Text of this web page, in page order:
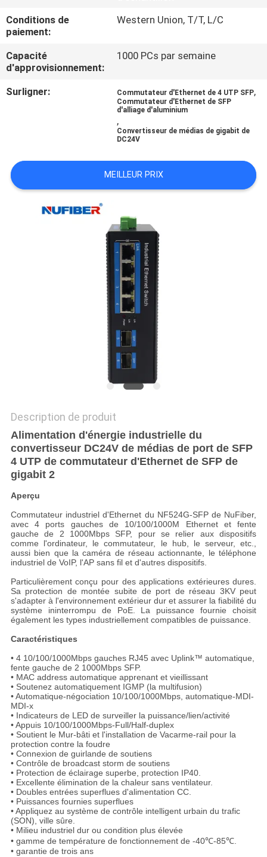
DEMANDEZ
PLAN
DU
CONFIDENTIALITÉ
Conditions de
paiement:
Western Union, T/T, L/C
Capacité
d'approvisionnement:
1000 PCs par semaine
Surligner: Commutateur d'Ethernet de 4 UTP SFP,
Commutateur d'Ethernet de SFP
d'alliage d'aluminium
,
Convertisseur de médias de gigabit de
DC24V
MEILLEUR PRIX
Description de produit
Alimentation d'énergie industrielle du
convertisseur DC24V de médias de port de SFP
4 UTP de commutateur d'Ethernet de SFP de
gigabit 2
Aperçu
Commutateur industriel d'Ethernet du NF524G-SFP de NuFiber,
avec 4 ports gauches de 10/100/1000M Ethernet et fente
gauche de 2 1000Mbps SFP, pour se relier aux dispositifs
comme l'ordinateur, le commutateur, le hub, le serveur, etc.,
aussi bien que la caméra de réseau actionnante, le téléphone
industriel de VoIP, l'AP sans fil et d'autres dispositifs.
Particulièrement conçu pour des applications extérieures dures.
Sa protection de montée subite de port de réseau 3KV peut
s'adapter à l'environnement extérieur dur et assurer la fiabilité du
système ininterrompu de PoE. La puissance fournie choisit
également les types industriellement compatibles de puissance.
Caractéristiques
• 4 10/100/1000Mbps gauches RJ45 avec Uplink™ automatique,
fente gauche de 2 1000Mbps SFP.
• MAC address automatique apprenant et vieillissant
• Soutenez automatiquement IGMP (la multifusion)
• Automatique-négociation 10/100/1000Mbps, automatique-MDI-
MDI-x
• Indicateurs de LED de surveiller la puissance/lien/activité
• Appuis 10/100/1000Mbps-Full/Half-duplex
• Soutient le Mur-bâti et l'installation de Vacarme-rail pour la
protection contre la foudre
• Connexion de guirlande de soutiens
• Contrôle de broadcast storm de soutiens
• Protection de éclairage superbe, protection IP40.
• Excellente élimination de la chaleur sans ventilateur.
• Doubles entrées superflues d'alimentation CC.
• Puissances fournies superflues
• Appliquez au système de contrôle intelligent urbain du trafic
(SON), ville sûre.
• Milieu industriel dur ou condition plus élevée
• gamme de température de fonctionnement de -40℃-85℃.
• garantie de trois ans